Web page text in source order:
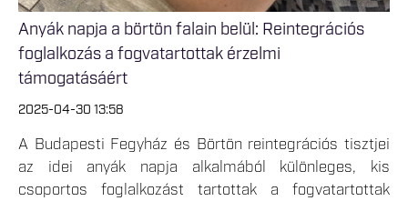
Anyák napja a börtön falain belül: Reintegrációs
foglalkozás a fogvatartottak érzelmi
támogatásáért
2025-04-30 13:58
A Budapesti Fegyház és Börtön reintegrációs tisztjei
az idei anyák napja alkalmából különleges, kis
csoportos foglalkozást tartottak a fogvatartottak